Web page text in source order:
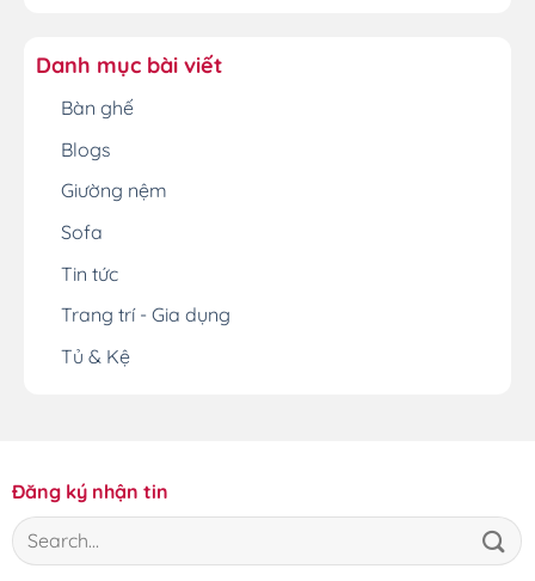
Danh mục bài viết
Bàn ghế
Blogs
Giường nệm
Sofa
Tin tức
Trang trí - Gia dụng
Tủ & Kệ
Đăng ký nhận tin